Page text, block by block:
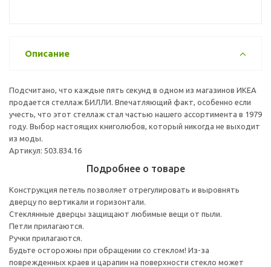
Описание
Подсчитано, что каждые пять секунд в одном из магазинов ИКЕА
продается стеллаж БИЛЛИ. Впечатляющий факт, особенно если
учесть, что этот стеллаж стал частью нашего ассортимента в 1979
году. Выбор настоящих книголюбов, который никогда не выходит
из моды.
Артикул: 503.834.16
Подробнее о товаре
Конструкция петель позволяет отрегулировать и выровнять
дверцу по вертикали и горизонтали.
Стеклянные дверцы защищают любимые вещи от пыли.
Петли прилагаются.
Ручки прилагаются.
Будьте осторожны при обращении со стеклом! Из-за
поврежденных краев и царапин на поверхности стекло может